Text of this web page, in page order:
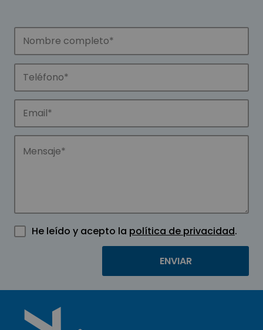
He leído y acepto la política de privacidad.